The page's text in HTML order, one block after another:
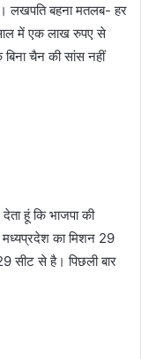
लखपति बहना मतलब- हर
में एक लाख रुपए से
चैन की सांस नहीं
हूं कि भाजपा की
का मिशन 29
सीट से है। पिछली बार